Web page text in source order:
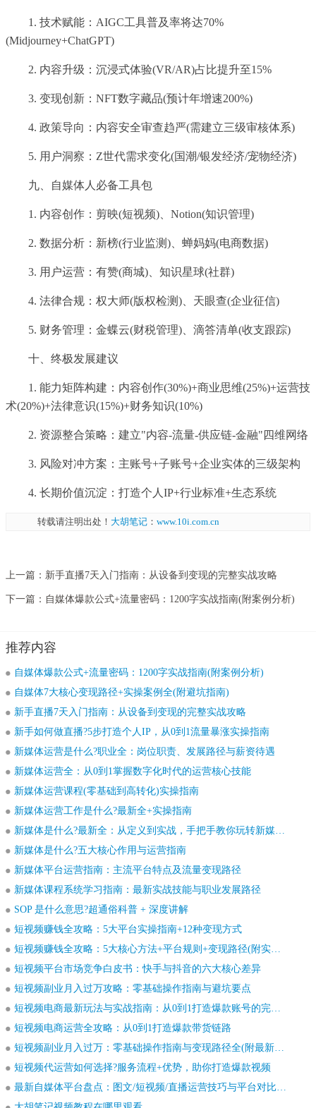
1. 技术赋能：AIGC工具普及率将达70%
(Midjourney+ChatGPT)
2. 内容升级：沉浸式体验(VR/AR)占比提升至15%
3. 变现创新：NFT数字藏品(预计年增速200%)
4. 政策导向：内容安全审查趋严(需建立三级审核体系)
5. 用户洞察：Z世代需求变化(国潮/银发经济/宠物经济)
九、自媒体人必备工具包
1. 内容创作：剪映(短视频)、Notion(知识管理)
2. 数据分析：新榜(行业监测)、蝉妈妈(电商数据)
3. 用户运营：有赞(商城)、知识星球(社群)
4. 法律合规：权大师(版权检测)、天眼查(企业征信)
5. 财务管理：金蝶云(财税管理)、滴答清单(收支跟踪)
十、终极发展建议
1. 能力矩阵构建：内容创作(30%)+商业思维(25%)+运营技
术(20%)+法律意识(15%)+财务知识(10%)
2. 资源整合策略：建立"内容-流量-供应链-金融"四维网络
3. 风险对冲方案：主账号+子账号+企业实体的三级架构
4. 长期价值沉淀：打造个人IP+行业标准+生态系统
转载请注明出处！ 大胡笔记 ： www.10i.com.cn
上一篇： 新手直播7天入门指南：从设备到变现的完整实战攻略
下一篇： 自媒体爆款公式+流量密码：1200字实战指南(附案例分析)
推荐内容
自媒体爆款公式+流量密码：1200字实战指南(附案例分析)
自媒体7大核心变现路径+实操案例全(附避坑指南)
新手直播7天入门指南：从设备到变现的完整实战攻略
新手如何做直播?5步打造个人IP，从0到1流量暴涨实操指南
新媒体运营是什么?职业全：岗位职责、发展路径与薪资待遇
新媒体运营全：从0到1掌握数字化时代的运营核心技能
新媒体运营课程(零基础到高转化)实操指南
新媒体运营工作是什么?最新全+实操指南
新媒体是什么?最新全：从定义到实战，手把手教你玩转新媒体运营
新媒体是什么?五大核心作用与运营指南
新媒体平台运营指南：主流平台特点及流量变现路径
新媒体课程系统学习指南：最新实战技能与职业发展路径
SOP 是什么意思?超通俗科普 + 深度讲解
短视频赚钱全攻略：5大平台实操指南+12种变现方式
短视频赚钱全攻略：5大核心方法+平台规则+变现路径(附实操案例)
短视频平台市场竞争白皮书：快手与抖音的六大核心差异
短视频副业月入过万攻略：零基础操作指南与避坑要点
短视频电商最新玩法与实战指南：从0到1打造爆款账号的完整攻略
短视频电商运营全攻略：从0到1打造爆款带货链路
短视频副业月入过万：零基础操作指南与变现路径全(附最新数据)
短视频代运营如何选择?服务流程+优势，助你打造爆款视频
最新自媒体平台盘点：图文/短视频/直播运营技巧与平台对比(附入门指南)